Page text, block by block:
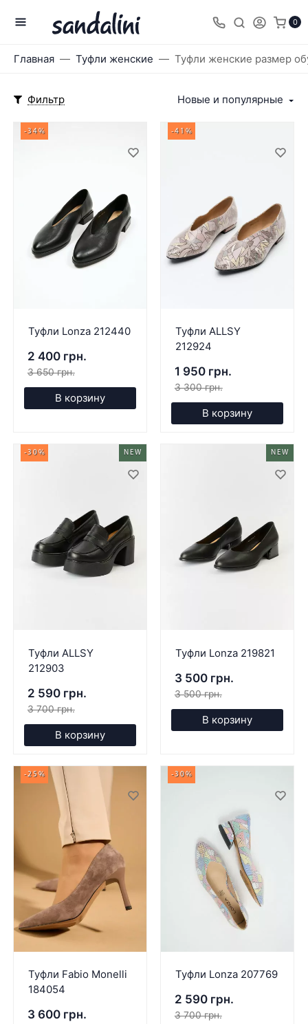
0
Главная Туфли женские Туфли женские размер
Фильтр Новые и популярные
-34%
Туфли Lonza 212440
2 400 грн.
3 650 грн.
В корзину
-41%
Туфли ALLSY
212924
1 950 грн.
3 300 грн.
В корзину
NEW
-30%
Туфли ALLSY
212903
2 590 грн.
3 700 грн.
В корзину
NEW
Туфли Lonza 219821
3 500 грн.
3 500 грн.
В корзину
-25%
Туфли Fabio Monelli
184054
3 600 грн.
-30%
Туфли Lonza 207769
2 590 грн.
3 700 грн.